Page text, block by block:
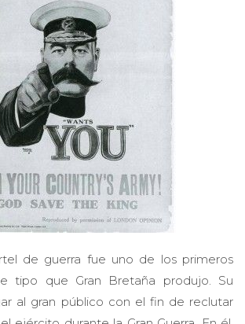
tipo que Gran Bretaña produjo. Su
al gran público con el fin de reclutar
ejército durante la Gran Guerra. En él,